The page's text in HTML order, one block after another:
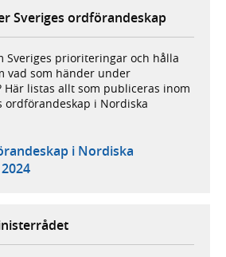
Sveriges ordförandeskap
Sveriges prioriteringar och hålla
vad som händer under
Här listas allt som publiceras inom
ordförandeskap i Nordiska
i Nordiska